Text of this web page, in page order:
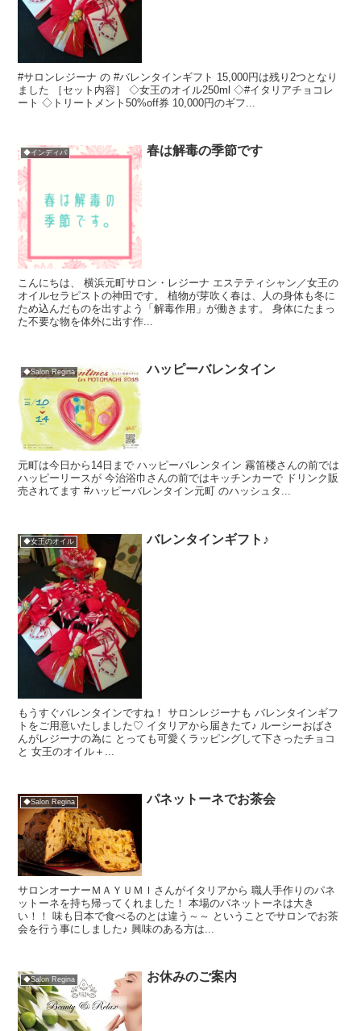
#サロンレジーナ の #バレンタインギフト 15,000円は残り2つとなり
ました ［セット内容］ ◇女王のオイル250ml ◇#イタリアチョコレ
ート ◇トリートメント50%off券 10,000円のギフ...
◆インディバ 春は解毒の季節です
こんにちは、 横浜元町サロン・レジーナ エステティシャン／女王の
オイルセラピストの神田です。 植物が芽吹く春は、人の身体も冬に
ため込んだものを出すよう「解毒作用」が働きます。 身体にたまっ
た不要な物を体外に出す作...
◆Salon Regina ハッピーバレンタイン
元町は今日から14日まで ハッピーバレンタイン 霧笛楼さんの前では
ハッピーリースが 今治浴巾さんの前ではキッチンカーで ドリンク販
売されてます #ハッピーバレンタイン元町 のハッシュタ...
◆女王のオイル バレンタインギフト♪
もうすぐバレンタインですね！ サロンレジーナも バレンタインギフ
トをご用意いたしました♡ イタリアから届きたて♪ ルーシーおばさ
んがレジーナの為に とっても可愛くラッピングして下さったチョコ
と 女王のオイル＋...
◆Salon Regina パネットーネでお茶会
サロンオーナーＭＡＹＵＭＩさんがイタリアから 職人手作りのパネ
ットーネを持ち帰ってくれました！ 本場のパネットーネは大き
い！！ 味も日本で食べるのとは違う～～ ということでサロンでお茶
会を行う事にしました♪ 興味のある方は...
◆Salon Regina お休みのご案内